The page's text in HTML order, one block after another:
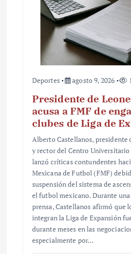
Deportes agosto 9, 2026
Presidente de
acusa a FMF de
clubes de Liga de
Alberto Castellanos, presidente
y rector del Centro Universitario
lanzó críticas contundentes
Mexicana de Futbol (FMF)
suspensión del sistema de
el futbol mexicano. Durante
prensa, Castellanos afirmó que
integran la Liga de Expansión
durante meses en las
especialmente por…